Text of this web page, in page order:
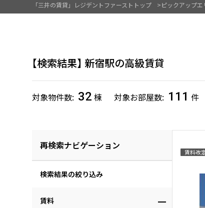
「三井の賃貸」レジデントファーストトップ ピックアップエ
検索結果 新宿駅の高級賃貸
対象物件数 32 棟 対象お部屋数 111 件
再検索ナビゲーション
検索結果の絞り込み
賃料
賃料改